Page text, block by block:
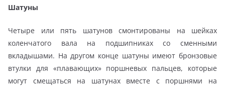
Шатуны
Четыре или пять шатунов смонтированы на шейках
коленчатого вала на подшипниках со сменными
вкладышами. На другом конце шатуны имеют бронзовые
втулки для «плавающих» поршневых пальцев, которые
могут смещаться на шатунах вместе с поршнями на